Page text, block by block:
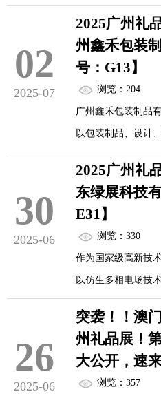
布和窗帘布等家纺
2000多万。目前公
面积6万多平方，年
100多台，属于当
进口织机30台，公
一体的实体企业，
快捷，直达世界各地
02
2025-07
2025广州礼
州鑫禾包装
号：G13】
浏览：204
广州鑫禾包装制品
以包装制品、设计
一代生产经营企业
米。鑫禾包装专注
罐、画册等包装印
证、ISO9001:2015
计到成品一条龙服务
30
2025-06
2025广州礼
东绿展科技
E31】
浏览：330
作为国家级高新技
以仿生多相电场技
界。旗下荷妮电子
片，将航天级精密
构建肌肉点位抗衰
电网络共振，开创"
26
2025-06
突袭！！澳
州礼品展！
大公开，速
浏览：357